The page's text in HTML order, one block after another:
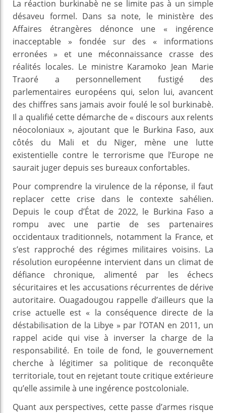
La réaction burkinabè ne se limite pas à un simple
désaveu formel. Dans sa note, le ministère des
Affaires étrangères dénonce une « ingérence
inacceptable » fondée sur des « informations
erronées » et une méconnaissance crasse des
réalités locales. Le ministre Karamoko Jean Marie
Traoré a personnellement fustigé des
parlementaires européens qui, selon lui, avancent
des chiffres sans jamais avoir foulé le sol burkinabè.
Il a qualifié cette démarche de « discours aux relents
néocoloniaux », ajoutant que le Burkina Faso, aux
côtés du Mali et du Niger, mène une lutte
existentielle contre le terrorisme que l’Europe ne
saurait juger depuis ses bureaux confortables.
Pour comprendre la virulence de la réponse, il faut
replacer cette crise dans le contexte sahélien.
Depuis le coup d’État de 2022, le Burkina Faso a
rompu avec une partie de ses partenaires
occidentaux traditionnels, notamment la France, et
s’est rapproché des régimes militaires voisins. La
résolution européenne intervient dans un climat de
défiance chronique, alimenté par les échecs
sécuritaires et les accusations récurrentes de dérive
autoritaire. Ouagadougou rappelle d’ailleurs que la
crise actuelle est « la conséquence directe de la
déstabilisation de la Libye » par l’OTAN en 2011, un
rappel acide qui vise à inverser la charge de la
responsabilité. En toile de fond, le gouvernement
cherche à légitimer sa politique de reconquête
territoriale, tout en rejetant toute critique extérieure
qu’elle assimile à une ingérence postcoloniale.
Quant aux perspectives, cette passe d’armes risque